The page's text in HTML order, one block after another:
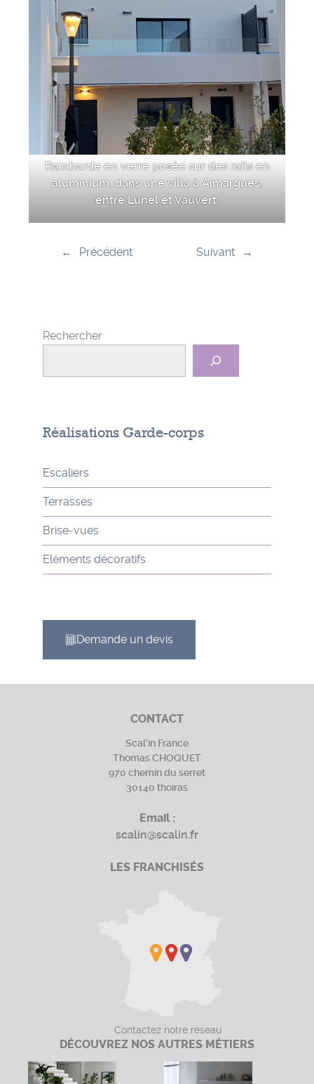
Rambarde en verre posée sur des rails en
aluminium, dans une villa à Aimargues,
entre Lunel et Vauvert.
← Précédent Suivant →
Rechercher
Réalisations Garde-corps
Escaliers
Terrasses
Brise-vues
Eléments décoratifs
Demande un devis
CONTACT
Scal’in France
Thomas CHOQUET
970 chemin du serret
30140 thoiras
Email :
scalin@scalin.fr
LES FRANCHISÉS
Contactez notre réseau
DÉCOUVREZ NOS AUTRES MÉTIERS